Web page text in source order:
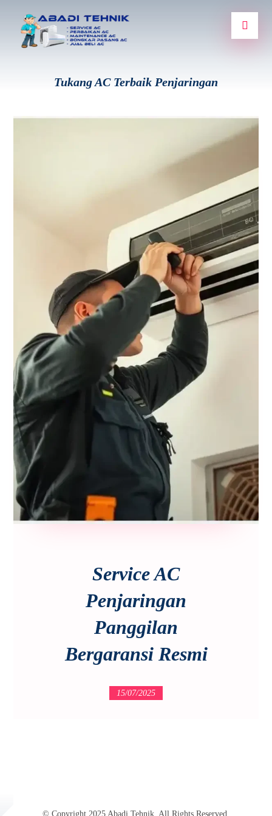
Tukang AC Terbaik Penjaringan
Service AC
Penjaringan
Panggilan
Bergaransi Resmi
15/07/2025
© Copyright 2025 Abadi Tehnik. All Rights Reserved.